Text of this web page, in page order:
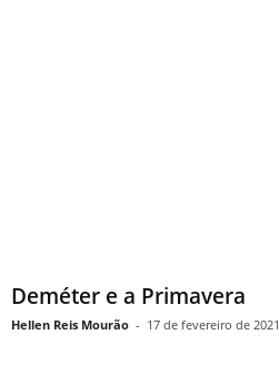
Deméter e a Primavera
Hellen Reis Mourão - 17 de fevereiro de 2021